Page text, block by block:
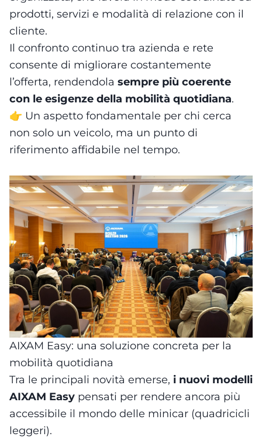
prodotti, servizi e modalità di relazione con il
cliente.
Il confronto continuo tra azienda e rete
consente di migliorare costantemente
l’offerta, rendendola sempre più coerente
con le esigenze della mobilità quotidiana.
👉 Un aspetto fondamentale per chi cerca
non solo un veicolo, ma un punto di
riferimento affidabile nel tempo.
AIXAM Easy: una soluzione concreta per la
mobilità quotidiana
Tra le principali novità emerse, i nuovi modelli
AIXAM Easy pensati per rendere ancora più
accessibile il mondo delle minicar (quadricicli
leggeri).